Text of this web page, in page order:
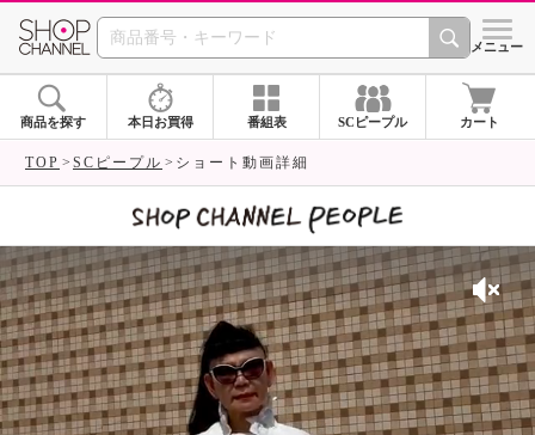
SHOP CHANNEL シメニュー
商品を探す 本日お買得 番組表 SCピープル カート
TOP SCピープル ショート動画詳細